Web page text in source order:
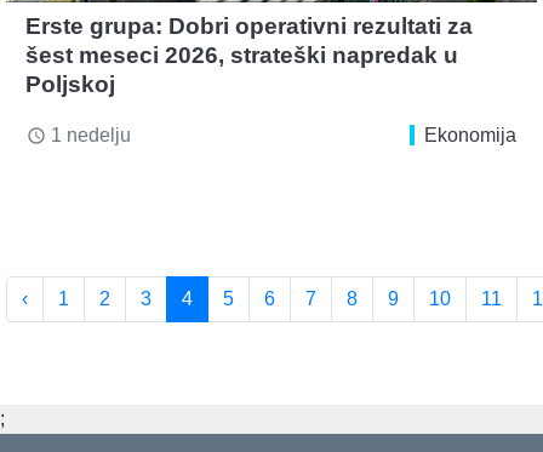
Erste grupa: Dobri operativni rezultati za
šest meseci 2026, strateški napredak u
Poljskoj
access_time 1 nedelju Ekonomija
‹ 1 2 3 4 5 6 7 8 9 10 11
;